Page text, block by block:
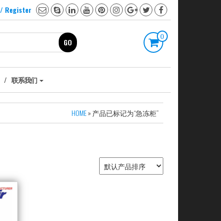
Register
0
GO
联系我们
HOME» 产品已标记为“急冻柜”